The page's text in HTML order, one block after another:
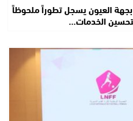
العيون يسجل تطوراً ملحوظاً
الخدمات…